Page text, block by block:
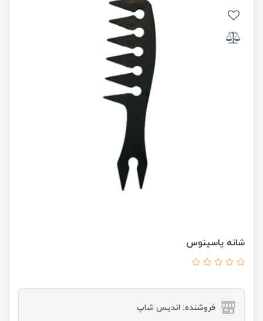
شانه پاسینوس
فروشنده: اندیس شاپ